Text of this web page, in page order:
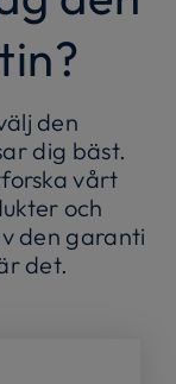
den
dig bäst.
vårt
och
den garanti
det.